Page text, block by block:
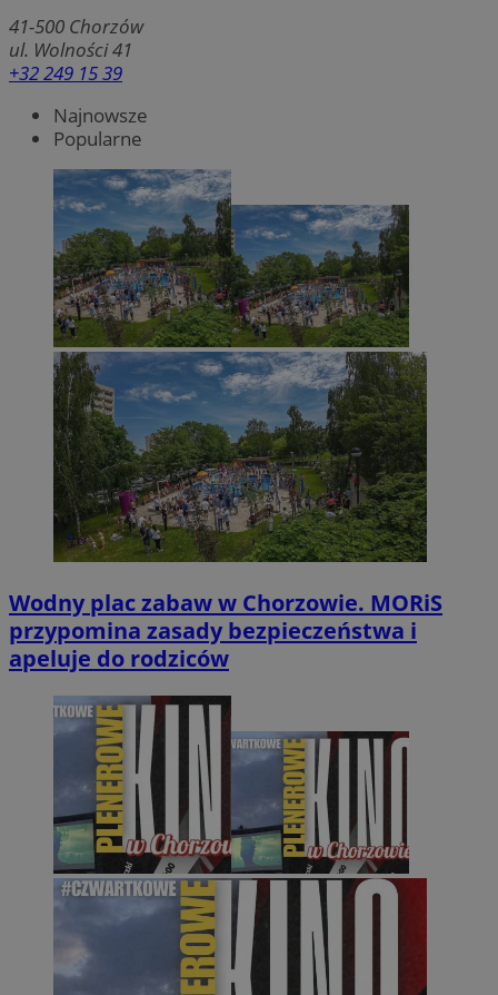
41-500 Chorzów
ul. Wolności 41
+32 249 15 39
Najnowsze
Popularne
Wodny plac zabaw w Chorzowie. MORiS
przypomina zasady bezpieczeństwa i
apeluje do rodziców